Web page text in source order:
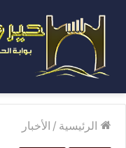
الرئيسية / الأخبار